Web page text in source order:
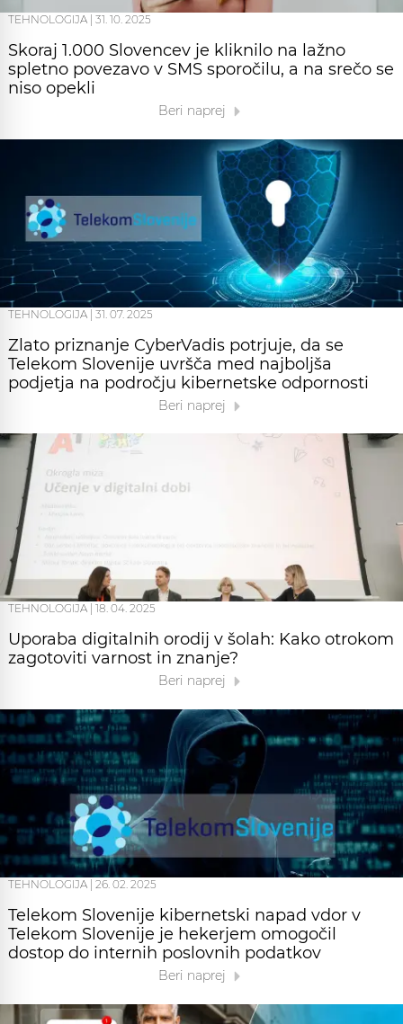
TEHNOLOGIJA 31. 10. 2025
Skoraj 1.000 Slovencev je kliknilo na lažno
spletno povezavo v SMS sporočilu, a na srečo se
niso opekli
Beri naprej
TEHNOLOGIJA | 31. 07. 2025
Zlato priznanje CyberVadis potrjuje, da se
Telekom Slovenije uvršča med najboljša
podjetja na področju kibernetske odpornosti
Beri naprej
TEHNOLOGIJA 18. 04. 2025
Uporaba digitalnih orodij v šolah: Kako otrokom
zagotoviti varnost in znanje?
Beri naprej
TEHNOLOGIJA 26. 02. 2025
Telekom Slovenije kibernetski napad vdor v
Telekom Slovenije je hekerjem omogočil
dostop do internih poslovnih podatkov
Beri naprej